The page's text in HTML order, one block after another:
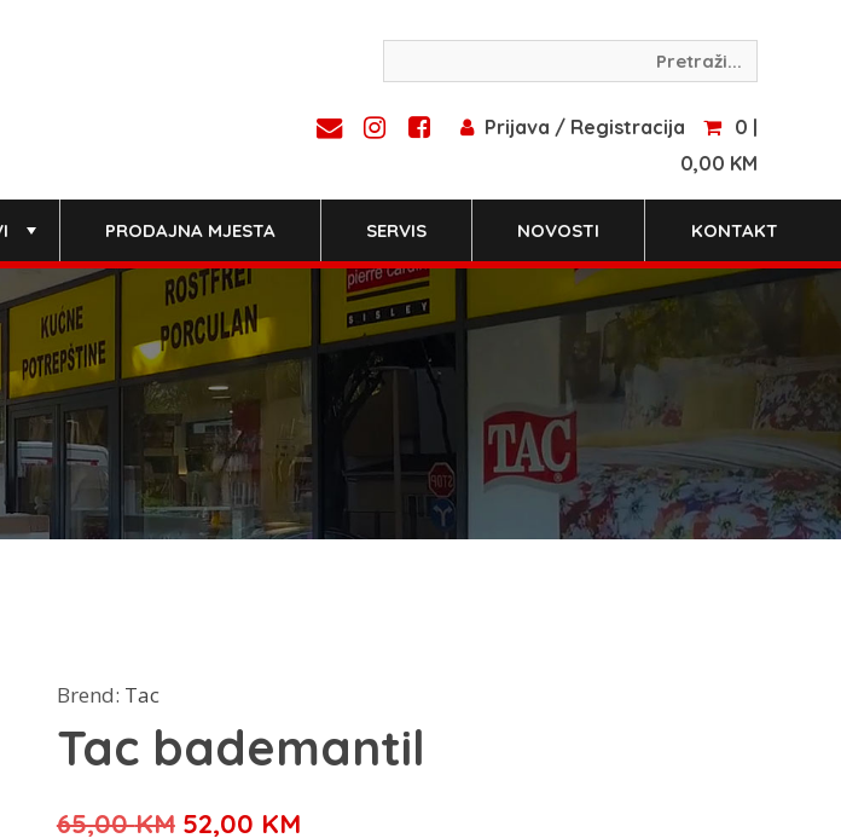
Prijava / Registracija
0 |
0,00 KM
PRODAJNA MJESTA SERVIS NOVOSTI KONTAKT
Brend: Tac
Tac bademantil
65,00KM Izvorna
52,00 KMTrenutna